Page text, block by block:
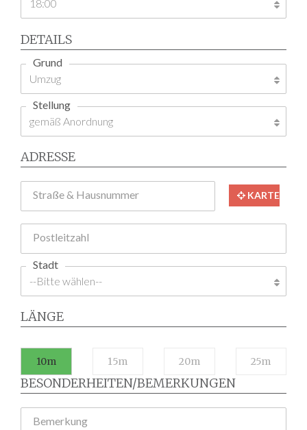
DETAILS
Grund
Stellung
ADRESSE
Straße & Hausnummer KARTE
Postleitzahl
Stadt
LÄNGE
10m 15m 20m 25m
BESONDERHEITEN/BEMERKUNGEN
Bemerkung